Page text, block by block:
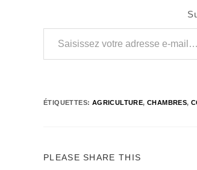
Saisissez votre adresse e-mail…
ÉTIQUETTES: AGRICULTURE, CHAMBRES,
PLEASE SHARE THIS